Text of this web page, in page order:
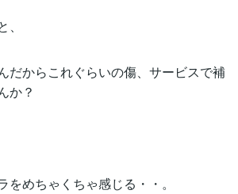
だからこれぐらいの傷、サービスで補
か？
をめちゃくちゃ感じる・・。